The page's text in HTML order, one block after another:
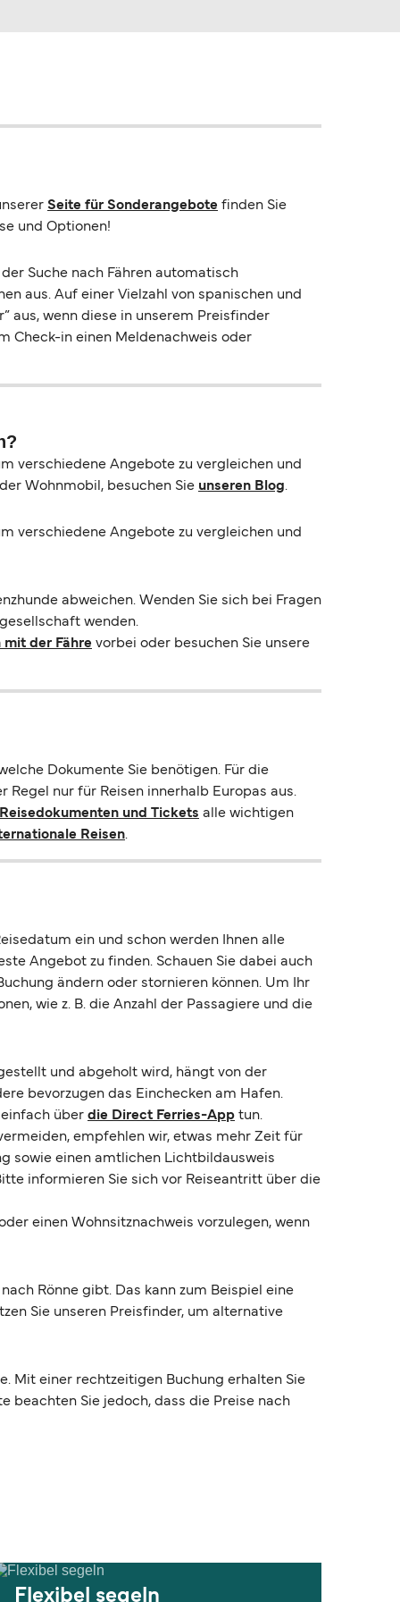
Seite für Sonderangebote finden Sie
und Optionen!
Suche nach Fähren automatisch
aus. Auf einer Vielzahl von spanischen und
aus, wenn diese in unserem Preisfinder
Check-in einen Meldenachweis oder
verschiedene Angebote zu vergleichen und
Wohnmobil, besuchen Sie unseren Blog.
verschiedene Angebote zu vergleichen und
abweichen. Wenden Sie sich bei Fragen
wenden.
mit der Fähre vorbei oder besuchen Sie unsere
Dokumente Sie benötigen. Für die
nur für Reisen innerhalb Europas aus.
und Tickets alle wichtigen
Reisen.
ein und schon werden Ihnen alle
Angebot zu finden. Schauen Sie dabei auch
ändern oder stornieren können. Um Ihr
wie z. B. die Anzahl der Passagiere und die
und abgeholt wird, hängt von der
bevorzugen das Einchecken am Hafen.
über die Direct Ferries-App tun.
empfehlen wir, etwas mehr Zeit für
sowie einen amtlichen Lichtbildausweis
informieren Sie sich vor Reiseantritt über die
einen Wohnsitznachweis vorzulegen, wenn
Rönne gibt. Das kann zum Beispiel eine
Sie unseren Preisfinder, um alternative
Mit einer rechtzeitigen Buchung erhalten Sie
beachten Sie jedoch, dass die Preise nach
Flexibel segeln